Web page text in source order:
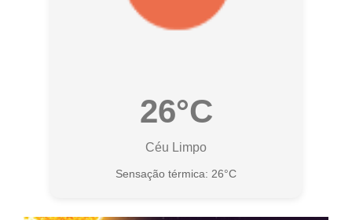
26°C
Céu Limpo
Sensação térmica: 26°C